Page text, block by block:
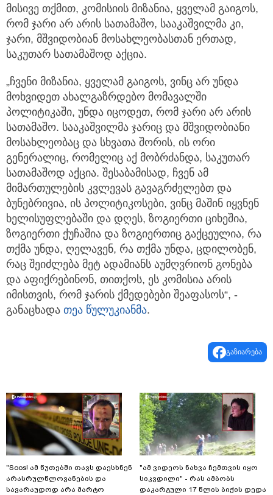
მისივე თქმით, კომისიის მიზანია, ყველამ გაიგოს,
რომ ჯარი არ არის სათამაშო, სააკაშვილმა კი,
ჯარი, მშვიდობიან მოსახლეობასთან ერთად,
საკუთარ სათამაშოდ აქცია.
„ჩვენი მიზანია, ყველამ გაიგოს, ვინც არ უნდა
მოხვიდეთ ახალგაზრდებო მომავალში
პოლიტიკაში, უნდა იცოდეთ, რომ ჯარი არ არის
სათამაშო. სააკაშვილმა ჯარიც და მშვიდობიანი
მოსახლეობაც და სხვათა შორის, ის ორი
გენერალიც, რომელიც აქ მობრძანდა, საკუთარ
სათამაშოდ აქცია. შესაბამისად, ჩვენ ამ
მიმართულების კვლევას გავაგრძელებთ და
ბუნებრივია, ის პოლიტიკოსები, ვინც მაშინ იყვნენ
ხელისუფლებაში და დღეს, ზოგიერთი ციხეშია,
ზოგიერთი ქუჩაშია და ზოგიერთიც გაქცეულია, რა
თქმა უნდა, ღელავენ, რა თქმა უნდა, ცდილობენ,
რაც შეიძლება მეტ ადამიანს აუმღვრიონ გონება
და აფიქრებინონ, თითქოს, ეს კომისია არის
იმისთვის, რომ ჯარის ქმედებები შეაფასოს“, -
განაცხადა თეა წულუკიანმა.
გაზიარება
"Soos! ამ წუთებში თავს დაესხნენ
არასრულწლოვანების და
სავარაუდოდ არა მარტო
"ამ ვიდეოს ნახვა ჩემთვის იყო
სიკვდილი" - რას ამბობს
დაკარგული 17 წლის ბიჭის დედა